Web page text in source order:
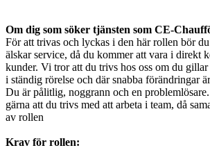
Om dig som söker tjänsten som CE-
För att trivas och lyckas i den här rollen bör
älskar service, då du kommer att vara i direkt
kunder. Vi tror att du trivs hos oss om du
i ständig rörelse och där snabba förändringar
Du är pålitlig, noggrann och en
gärna att du trivs med att arbeta i team, då
av rollen
Krav för rollen: